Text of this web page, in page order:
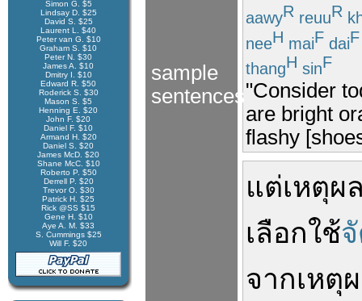
Simon G. $5
Lindsay D. $25
David S. $25
Laurent L. $40
Peter van G. $10
Graham S. $10
Peter N. $30
James A. $10
Dmitry I. $10
Edward R. $50
Roderick S. $30
Mason S. $5
Henning E. $20
John F. $20
Daniel F. $10
Armand H. $20
Daniel S. $20
James McD. $20
Shane McC. $10
Roberto P. $50
Derrell P. $20
Trevor O. $30
Patrick H. $25
Rick @SS $15
Gene H. $10
Aye A. M. $33
S. Cummings $25
Will F. $20
sample
sentences
aawyR reuuR
neeH maiF daiF
thangH sinF
"Consider
are bright
flashy
แต่เหตุผ
เลือกใช้
จากเหตุ